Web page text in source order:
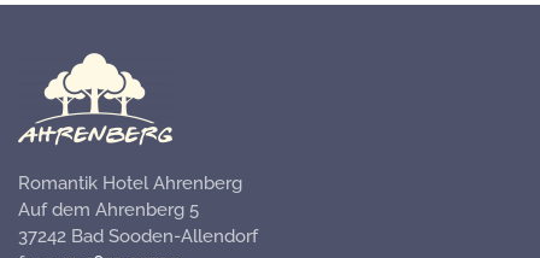
Romantik Hotel Ahrenberg
Auf dem Ahrenberg 5
37242 Bad Sooden-Allendorf